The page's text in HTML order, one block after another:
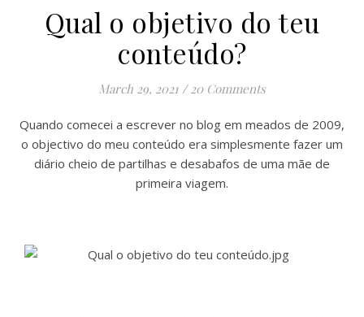
Qual o objetivo do teu
conteúdo?
March 29, 2021 / 20 Comments
Quando comecei a escrever no blog em meados de 2009,
o objectivo do meu conteúdo era simplesmente fazer um
diário cheio de partilhas e desabafos de uma mãe de
primeira viagem.